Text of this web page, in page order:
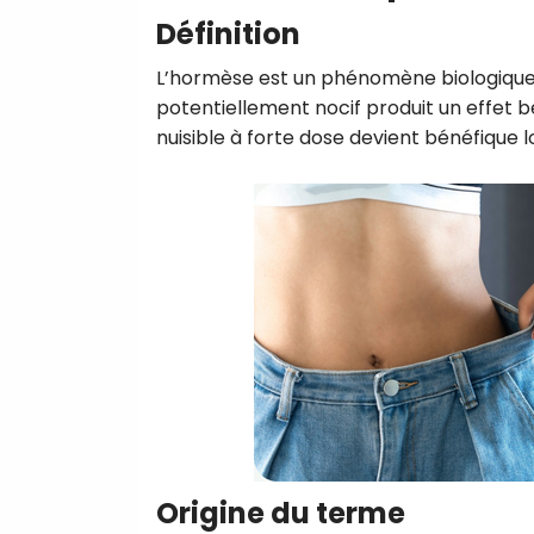
Définition
L’hormèse est un phénomène
potentiellement nocif produit un effet
nuisible à forte dose devient bénéfique
Origine du terme